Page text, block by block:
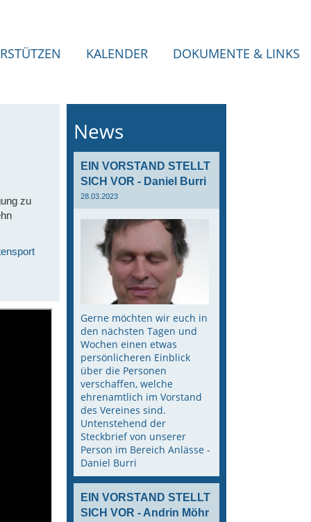
KALENDER DOKUMENTE & LINKS
zu
News
EIN VORSTAND STELLT
SICH VOR - Daniel Burri
28.03.2023
Gerne möchten wir euch in
den nächsten Tagen und
Wochen einen etwas
persönlicheren Einblick
über die Personen
verschaffen, welche
ehrenamtlich im Vorstand
des Vereines sind.
Untenstehend der
Steckbrief von unserer
Person im Bereich Anlässe -
Daniel Burri
EIN VORSTAND STELLT
SICH VOR - Andrin Möhr